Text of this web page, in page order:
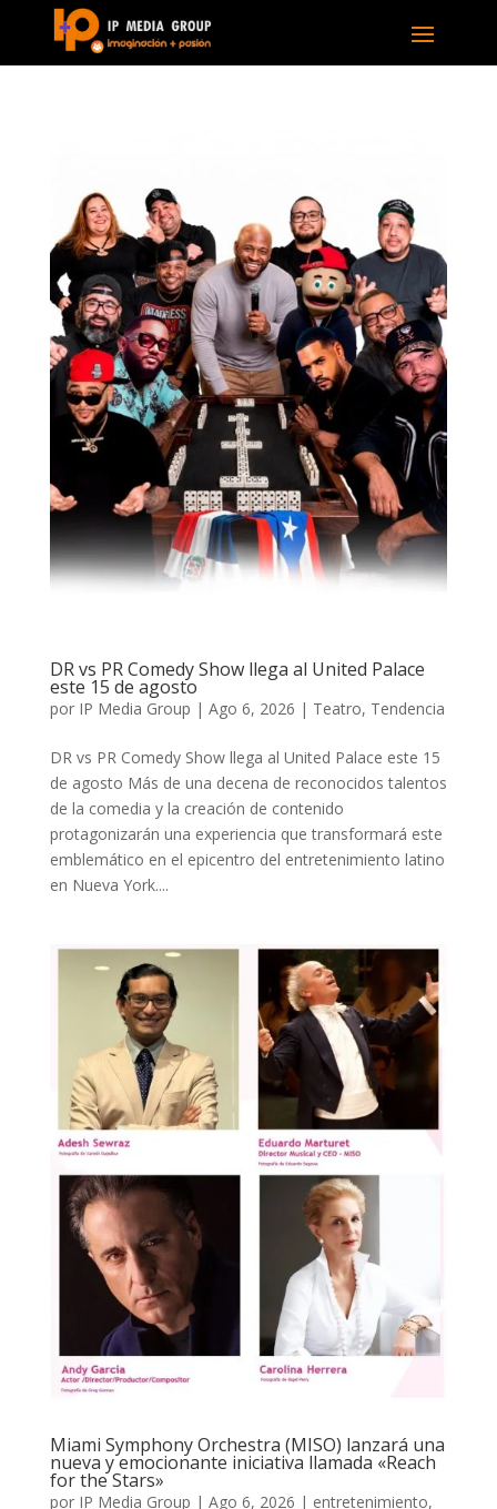
DR vs PR Comedy Show llega al United Palace
este 15 de agosto
por IP Media Group | Ago 6, 2026 | Teatro, Tendencia
DR vs PR Comedy Show llega al United Palace este 15
de agosto Más de una decena de reconocidos talentos
de la comedia y la creación de contenido
protagonizarán una experiencia que transformará este
emblemático en el epicentro del entretenimiento latino
en Nueva York....
Miami Symphony Orchestra (MISO) lanzará una
nueva y emocionante iniciativa llamada «Reach
for the Stars»
por IP Media Group | Ago 6, 2026 | entretenimiento,